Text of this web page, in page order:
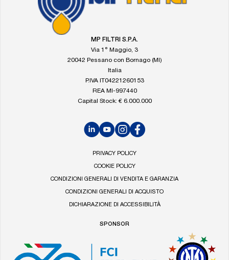
alla
home
MP FILTRI S.P.A.
Via 1° Maggio, 3
20042 Pessano con Bornago (MI)
Italia
P.IVA IT04221260153
REA MI-997440
Capital Stock: € 6.000.000
LinkedInYouTubeInstagramFacebook
PRIVACY POLICY
COOKIE POLICY
CONDIZIONI GENERALI DI VENDITA E GARANZIA
CONDIZIONI GENERALI DI ACQUISTO
DICHIARAZIONE DI ACCESSIBILITÀ
SPONSOR